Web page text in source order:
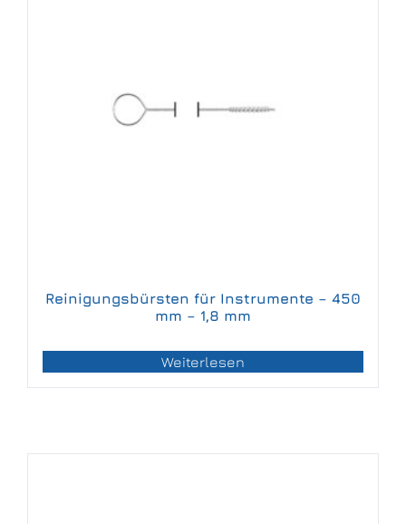
Reinigungsbürsten für Instrumente – 450
mm – 1,8 mm
Weiterlesen